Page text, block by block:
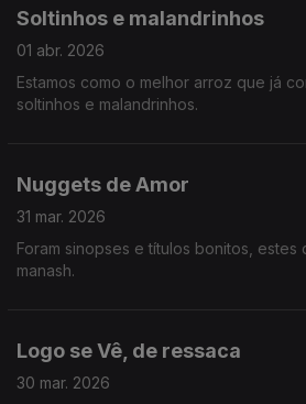
Soltinhos e malandrinhos
01 abr. 2026
Estamos como o melhor arroz que já
soltinhos e malandrinhos.
Nuggets de Amor
31 mar. 2026
Foram sinopses e títulos bonitos, estes
manash.
Logo se Vê, de ressaca
30 mar. 2026